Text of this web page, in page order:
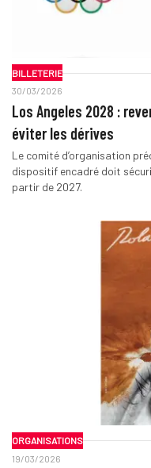
BILLETERIE
30/03/2026
Los Angeles 2028 :
éviter les dérives
Le comité d’organisation
dispositif encadré doit
partir de 2027.
ORGANISATIONS
19/03/2026